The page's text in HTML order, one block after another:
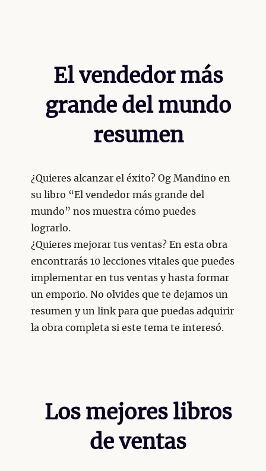
El vendedor más
grande del mundo
resumen
¿Quieres alcanzar el éxito? Og Mandino en
su libro “El vendedor más grande del
mundo” nos muestra cómo puedes
lograrlo.
¿Quieres mejorar tus ventas? En esta obra
encontrarás 10 lecciones vitales que puedes
implementar en tus ventas y hasta formar
un emporio. No olvides que te dejamos un
resumen y un link para que puedas adquirir
la obra completa si este tema te interesó.
Los mejores libros
de ventas